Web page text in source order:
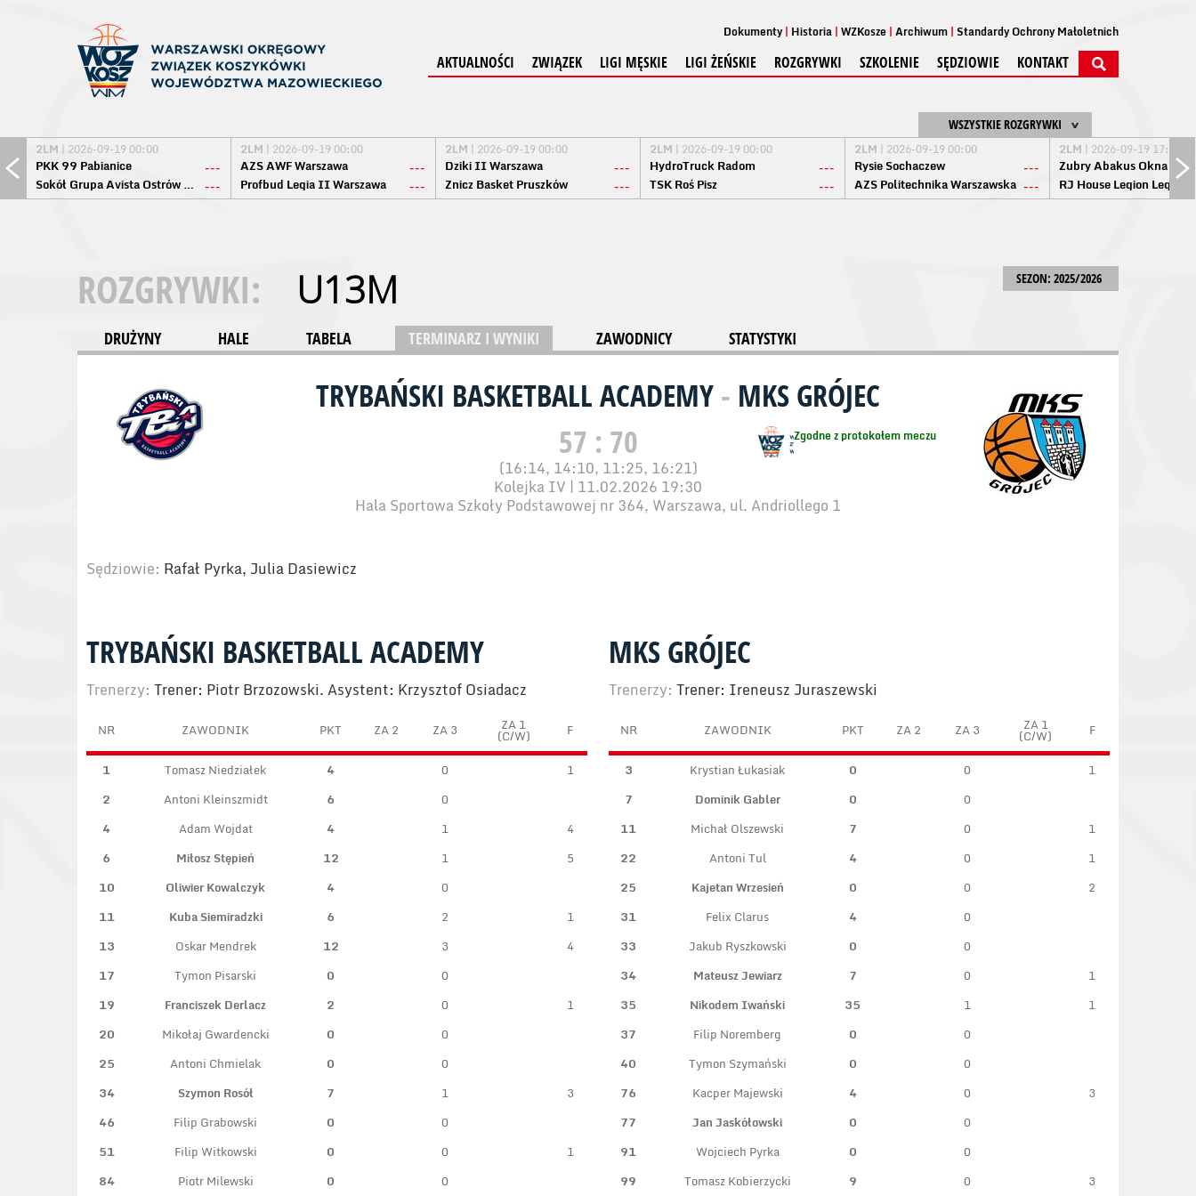
Dokumenty Historia WZKosze Archiwum Standardy Ochrony Małoletnich
AKTUALNOŚCI ZWIĄZEK LIGI MĘSKIE LIGI ŻEŃSKIE ROZGRYWKI SZKOLENIE SĘDZIOWIE KONTAKT
WSZYSTKIE ROZGRYWKI
2LM | 2026-09-19 00:00
PKK 99 Pabianice
---
Sokół Grupa Avista Ostrów Maz. ---
2LM | 2026-09-19 00:00
AZS AWF Warszawa
---
Profbud Legia II Warszawa
---
2LM | 2026-09-19 00:00
Dziki II Warszawa
---
Znicz Basket Pruszków
---
2LM | 2026-09-19 00:00
HydroTruck Radom
---
TSK Roś Pisz
---
2LM | 2026-09-19 00:00
Rysie Sochaczew
---
AZS Politechnika Warszawska ---
2LM | 2026-09-19 17:00
Żubry Abakus Okna
RJ House Legion
SEZON: 2025/2026
ROZGRYWKI: U13M
DRUŻYNY HALE TABELA TERMINARZ I WYNIKI ZAWODNICY STATYSTYKI
TRYBAŃSKI BASKETBALL ACADEMY- MKS GRÓJEC
Zgodne z protokołem meczu
57 : 70
(16:14, 14:10, 11:25, 16:21)
Kolejka IV | 11.02.2026 19:30
Hala Sportowa Szkoły Podstawowej nr 364, Warszawa, ul. Andriollego 1
Sędziowie: Rafał Pyrka, Julia Dasiewicz
TRYBAŃSKI BASKETBALL ACADEMY
Trenerzy: Trener: Piotr Brzozowski. Asystent: Krzysztof Osiadacz
NR ZAWODNIK PKT ZA 2 ZA 3 ZA 1
(C/W) F
1 Tomasz Niedziałek 4 0
1
2
Antoni Kleinszmidt 6
0
4
Adam Wojdat 4 1
4
6
Miłosz Stępień 12 1
5
10
Oliwier Kowalczyk 4
0
11
Kuba Siemiradzki 6 2
1
13
Oskar Mendrek 12 3
4
17
Tymon Pisarski 0
0
19
Franciszek Derlacz 2 0
1
20
Mikołaj Gwardencki 0
0
25
Antoni Chmielak 0
0
34
Szymon Rosół 7 1
3
46
Filip Grabowski 0
0
51
Filip Witkowski 0 0
1
84
Piotr Milewski 0 0
MKS GRÓJEC
Trenerzy: Trener: Ireneusz Juraszewski
NR ZAWODNIK PKT ZA 2 ZA 3 ZA 1
(C/W) F
3 Krystian Łukasiak 0 0
1
7
Dominik Gabler 0
0
11
Michał Olszewski 7 0
1
22
Antoni Tul 4 0
1
25
Kajetan Wrzesień 0 0
2
31
Felix Clarus 4
0
33
Jakub Ryszkowski 0
0
34
Mateusz Jewiarz 7 0
1
35
Nikodem Iwański 35 1
1
37
Filip Noremberg 0
0
40
Tymon Szymański 0
0
76
Kacper Majewski 4 0
3
77
Jan Jaskółowski 0
0
91
Wojciech Pyrka 0
0
99
Tomasz Kobierzycki 9 0 3